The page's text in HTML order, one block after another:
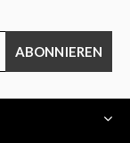
ABONNIEREN